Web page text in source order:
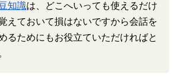
知識は、どこへいっても使えるだけ
えておいて損はないですから会話を
るためにもお役立ていただければと